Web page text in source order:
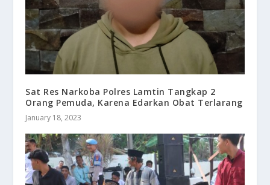
Sat Res Narkoba Polres Lamtin Tangkap 2
Orang Pemuda, Karena Edarkan Obat Terlarang
January 18, 2023